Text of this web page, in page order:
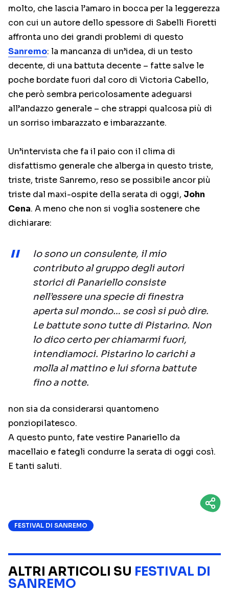
molto, che lascia l’amaro in bocca per la leggerezza
con cui un autore dello spessore di Sabelli Fioretti
affronta uno dei grandi problemi di questo
Sanremo: la mancanza di un’idea, di un testo
decente, di una battuta decente – fatte salve le
poche bordate fuori dal coro di Victoria Cabello,
che però sembra pericolosamente adeguarsi
all’andazzo generale – che strappi qualcosa più di
un sorriso imbarazzato e imbarazzante.
Un’intervista che fa il paio con il clima di
disfattismo generale che alberga in questo triste,
triste, triste Sanremo, reso se possibile ancor più
triste dal maxi-ospite della serata di oggi, John
Cena. A meno che non si voglia sostenere che
dichiarare:
Io sono un consulente, il mio
contributo al gruppo degli autori
storici di Panariello consiste
nell’essere una specie di finestra
aperta sul mondo… se così si può dire.
Le battute sono tutte di Pistarino. Non
lo dico certo per chiamarmi fuori,
intendiamoci. Pistarino lo carichi a
molla al mattino e lui sforna battute
fino a notte.
non sia da considerarsi quantomeno
ponziopilatesco.
A questo punto, fate vestire Panariello da
macellaio e fategli condurre la serata di oggi così.
E tanti saluti.
FESTIVAL DI SANREMO
ALTRI ARTICOLI SU FESTIVAL DI
SANREMO